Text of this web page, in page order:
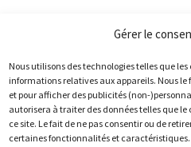
Gérer le
Nous utilisons des technologies telles que
informations relatives aux appareils. Nous
et pour afficher des publicités (non-
autorisera à traiter des données telles que
ce site. Le fait de ne pas consentir ou de
certaines fonctionnalités et caractéristiques.